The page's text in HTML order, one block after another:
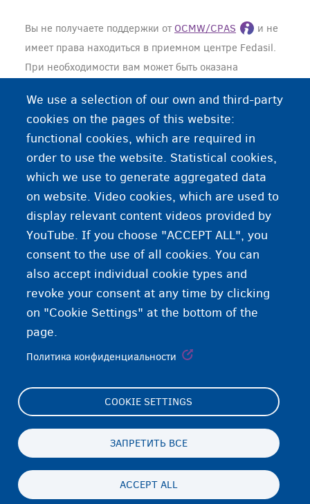
Вы не получаете поддержки от OCMW/CPAS
и не
имеет права находиться в приемном центре Fedasil.
При необходимости вам может быть оказана
Нужна помощь или больше информации?
Перед подачей прошения о гуманитарной
регуляризации обратитесь за юридической помощью
кадвокату
We use a selection of our own and third-party
cookies on the pages of this website:
functional cookies, which are required in
order to use the website. Statistical cookies,
which we use to generate aggregated data
on website. Video cookies, which are used to
display relevant content videos provided by
YouTube. If you choose "ACCEPT ALL", you
consent to the use of all cookies. You can
also accept individual cookie types and
revoke your consent at any time by clicking
on "Cookie Settings" at the bottom of the
page.
Политика конфиденциальности
COOKIE SETTINGS
ЗАПРЕТИТЬ ВСЕ
ACCEPT ALL
Footer
(menu)
Cookie Settings
Конфиденциальность и отказ
RU
Persistent